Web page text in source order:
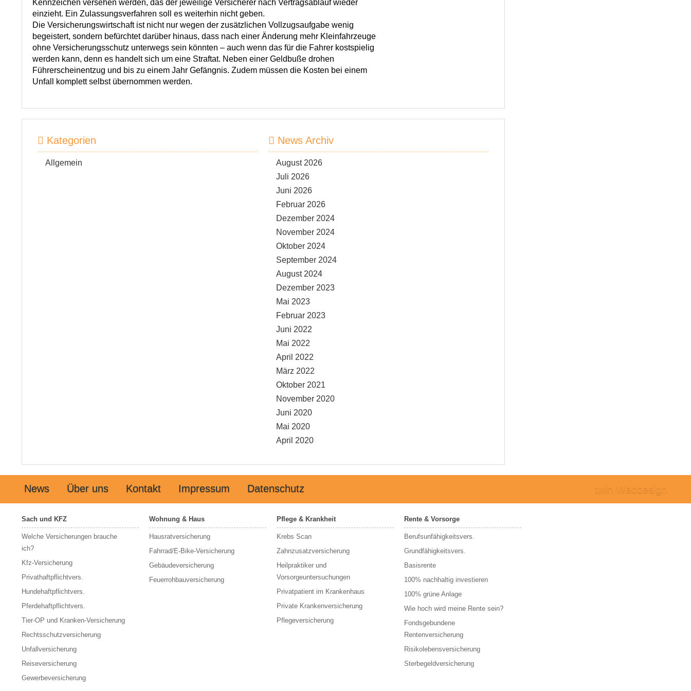
Kennzeichen versehen werden, das der jeweilige Versicherer nach Vertragsablauf wieder
einzieht. Ein Zulassungsverfahren soll es weiterhin nicht geben.
Die Versicherungswirtschaft ist nicht nur wegen der zusätzlichen Vollzugsaufgabe wenig
begeistert, sondern befürchtet darüber hinaus, dass nach einer Änderung mehr Kleinfahrzeuge
ohne Versicherungsschutz unterwegs sein könnten – auch wenn das für die Fahrer kostspielig
werden kann, denn es handelt sich um eine Straftat. Neben einer Geldbuße drohen
Führerscheinentzug und bis zu einem Jahr Gefängnis. Zudem müssen die Kosten bei einem
Unfall komplett selbst übernommen werden.
Kategorien
Allgemein
News Archiv
August 2026
Juli 2026
Juni 2026
Februar 2026
Dezember 2024
November 2024
Oktober 2024
September 2024
August 2024
Dezember 2023
Mai 2023
Februar 2023
Juni 2022
Mai 2022
April 2022
März 2022
Oktober 2021
November 2020
Juni 2020
Mai 2020
April 2020
News Über uns Kontakt Impressum Datenschutz twin Webdesign
Sach und KFZ
Welche Versicherungen brauche
ich?
Kfz-Versicherung
Privathaftpflichtvers.
Hundehaftpflichtvers.
Pferdehaftpflichtvers.
Tier-OP und Kranken-Versicherung
Rechtsschutzversicherung
Unfallversicherung
Reiseversicherung
Gewerbeversicherung
Wohnung & Haus
Hausratversicherung
Fahrrad/E-Bike-Versicherung
Gebäudeversicherung
Feuerrohbauversicherung
Pflege & Krankheit
Krebs Scan
Zahnzusatzversicherung
Heilpraktiker und
Vorsorgeuntersuchungen
Privatpatient im Krankenhaus
Private Krankenversicherung
Pflegeversicherung
Rente & Vorsorge
Berufs­unfähigkeitsvers.
Grundfähigkeitsvers.
Basisrente
100% nachhaltig investieren
100% grüne Anlage
Wie hoch wird meine Rente sein?
Fondsgebundene
Rentenversicherung
Risikolebensversicherung
Sterbegeldversicherung